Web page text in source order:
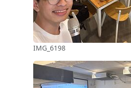
IMG_6198